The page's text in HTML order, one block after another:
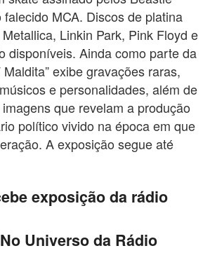
MCA. Discos de platina
Linkin Park, Pink Floyd e
disponíveis. Ainda como parte da
exibe gravações raras,
e personalidades, além de
que revelam a produção
político vivido na época em que
A exposição segue até
exposição da rádio
Universo da Rádio